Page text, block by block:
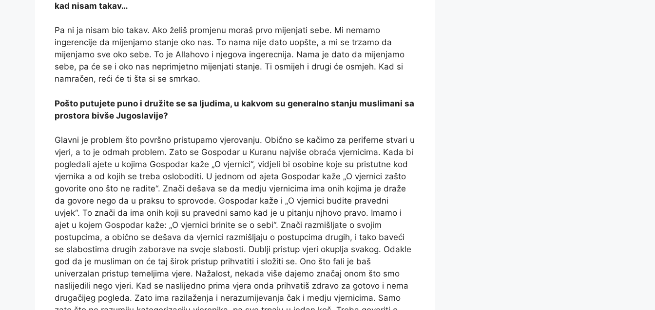
kad nisam takav…
Pa ni ja nisam bio takav. Ako želiš promjenu moraš prvo mijenjati sebe. Mi nemamo
ingerencije da mijenjamo stanje oko nas. To nama nije dato uopšte, a mi se trzamo da
mijenjamo sve oko sebe. To je Allahovo i njegova ingerecnija. Nama je dato da mijenjamo
sebe, pa će se i oko nas neprimjetno mijenjati stanje. Ti osmijeh i drugi će osmjeh. Kad si
namračen, reći će ti šta si se smrkao.
Pošto putujete puno i družite se sa ljudima, u kakvom su generalno stanju muslimani sa
prostora bivše Jugoslavije?
Glavni je problem što površno pristupamo vjerovanju. Obično se kačimo za periferne stvari u
vjeri, a to je odmah problem. Zato se Gospodar u Kuranu najviše obraća vjernicima. Kada bi
pogledali ajete u kojima Gospodar kaže „O vjernici“, vidjeli bi osobine koje su pristutne kod
vjernika a od kojih se treba osloboditi. U jednom od ajeta Gospodar kaže „O vjernici zašto
govorite ono što ne radite“. Znači dešava se da medju vjernicima ima onih kojima je draže
da govore nego da u praksu to sprovode. Gospodar kaže i „O vjernici budite pravedni
uvjek“. To znači da ima onih koji su pravedni samo kad je u pitanju njhovo pravo. Imamo i
ajet u kojem Gospodar kaže: „O vjernici brinite se o sebi“. Znači razmišljate o svojim
postupcima, a obično se dešava da vjernici razmišljaju o postupcima drugih, i tako baveći
se slabostima drugih zaborave na svoje slabosti. Dublji pristup vjeri okuplja svakog. Odakle
god da je musliman on će taj širok pristup prihvatiti i složiti se. Ono što fali je baš
univerzalan pristup temeljima vjere. Nažalost, nekada više dajemo značaj onom što smo
naslijedili nego vjeri. Kad se naslijedno prima vjera onda prihvatiš zdravo za gotovo i nema
drugačijeg pogleda. Zato ima razilaženja i nerazumijevanja čak i medju vjernicima. Samo